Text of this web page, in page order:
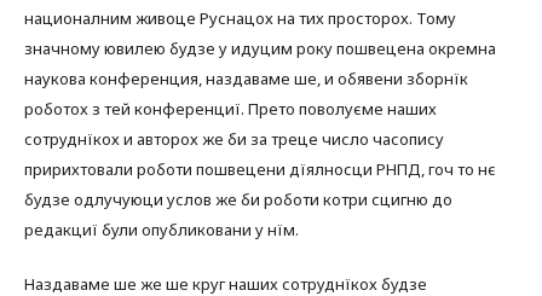
националним живоце Руснацох на тих просторох. Тому
значному ювилею будзе у идуцим року пошвецена окремна
наукова конференция, наздаваме ше, и обявени зборнїк
роботох з тей конференциї. Прето поволуєме наших
сотруднїкох и авторох же би за треце число часопису
пририхтовали роботи пошвецени дїялносци РНПД, гоч то нє
будзе одлучуюци услов же би роботи котри сцигню до
редакциї були опубликовани у нїм.
Наздаваме ше же ше круг наших сотруднїкох будзе